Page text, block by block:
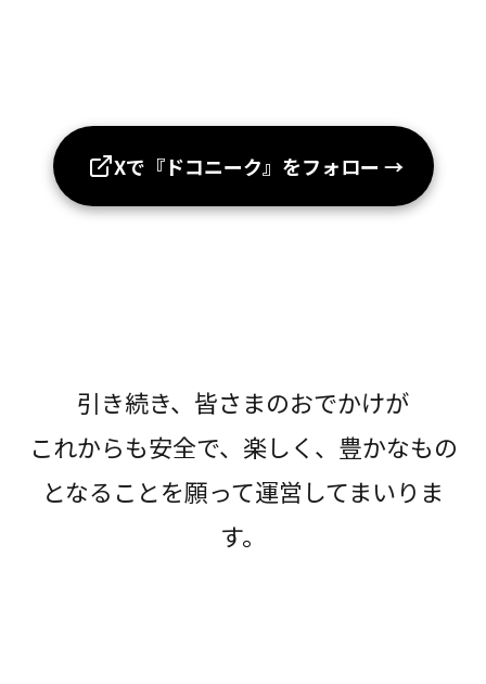
Xで『ドコニーク』をフォロー →
引き続き、皆さまのおでかけが
これからも安全で、楽しく、豊かなもの
となることを願って運営してまいりま
す。